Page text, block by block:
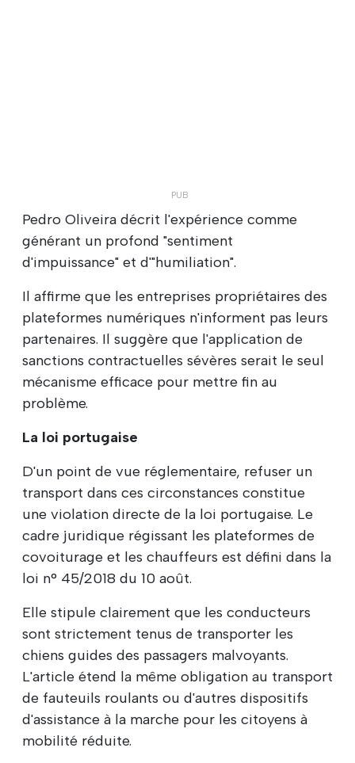
Pedro Oliveira décrit l'expérience comme
générant un profond "sentiment
d'impuissance" et d'"humiliation".
Il affirme que les entreprises propriétaires des
plateformes numériques n'informent pas leurs
partenaires. Il suggère que l'application de
sanctions contractuelles sévères serait le seul
mécanisme efficace pour mettre fin au
problème.
La loi portugaise
D'un point de vue réglementaire, refuser un
transport dans ces circonstances constitue
une violation directe de la loi portugaise. Le
cadre juridique régissant les plateformes de
covoiturage et les chauffeurs est défini dans la
loi n° 45/2018 du 10 août.
Elle stipule clairement que les conducteurs
sont strictement tenus de transporter les
chiens guides des passagers malvoyants.
L'article étend la même obligation au transport
de fauteuils roulants ou d'autres dispositifs
d'assistance à la marche pour les citoyens à
mobilité réduite.